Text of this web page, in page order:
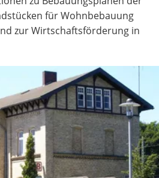
für Wohnbebauung
zur Wirtschaftsförderung in